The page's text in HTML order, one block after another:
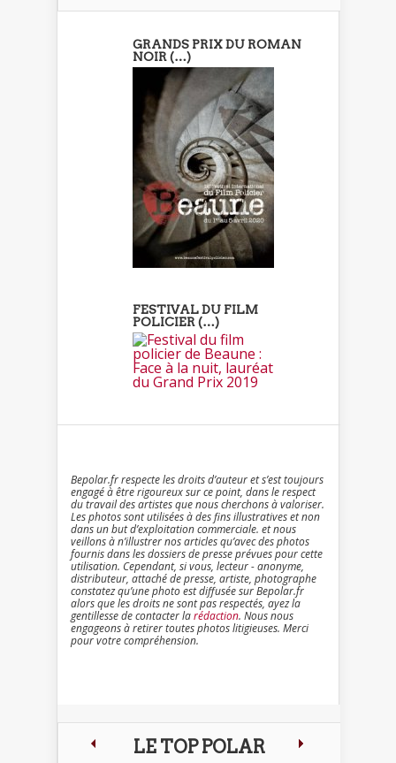
GRANDS PRIX DU ROMAN
NOIR (…)
FESTIVAL DU FILM
POLICIER (…)
Bepolar.fr respecte les droits d’auteur et s’est toujours
engagé à être rigoureux sur ce point, dans le respect
du travail des artistes que nous cherchons à valoriser.
Les photos sont utilisées à des fins illustratives et non
dans un but d’exploitation commerciale. et nous
veillons à n’illustrer nos articles qu’avec des photos
fournis dans les dossiers de presse prévues pour cette
utilisation. Cependant, si vous, lecteur - anonyme,
distributeur, attaché de presse, artiste, photographe
constatez qu’une photo est diffusée sur Bepolar.fr
alors que les droits ne sont pas respectés, ayez la
gentillesse de contacter larédaction. Nous nous
engageons à retirer toutes photos litigieuses. Merci
pour votre compréhension.
LE TOP POLAR